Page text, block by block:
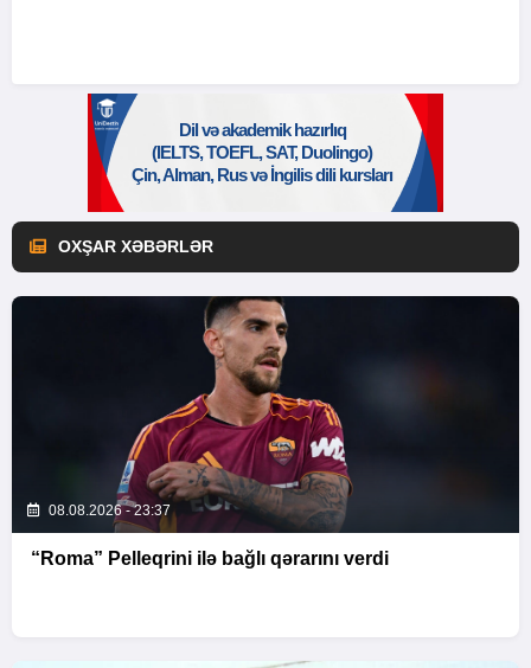
OXŞAR XƏBƏRLƏR
08.08.2026 - 23:37
“Roma” Pelleqrini ilə bağlı qərarını verdi